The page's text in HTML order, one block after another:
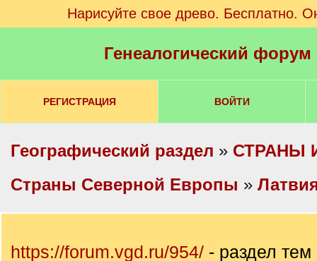
Нарисуйте свое древо. Бесплатно.
Генеалогический
РЕГИСТРАЦИЯ ВОЙТИ
Географический раздел » СТРАНЫ
Cтраны Северной Европы »
https://forum.vgd.ru/954/ - раздел